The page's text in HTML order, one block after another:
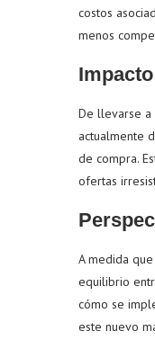
costos
menos
De llevarse a
actualmente
de compra.
ofertas
A medida
equilibrio
cómo se
este nuevo